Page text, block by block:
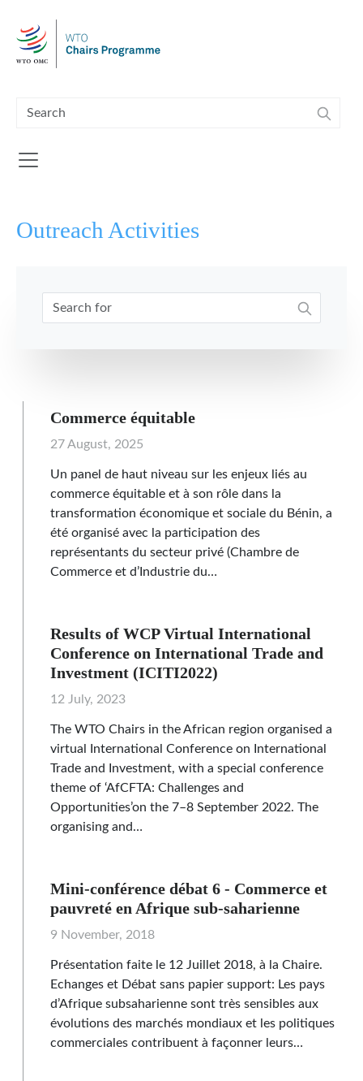
Outreach Activities
Commerce équitable
27 August, 2025
Un panel de haut niveau sur les enjeux liés au
commerce équitable et à son rôle dans la
transformation économique et sociale du Bénin, a
été organisé avec la participation des
représentants du secteur privé (Chambre de
Commerce et d’Industrie du…
Results of WCP Virtual International
Conference on International Trade and
Investment (ICITI2022)
12 July, 2023
The WTO Chairs in the African region organised a
virtual International Conference on International
Trade and Investment, with a special conference
theme of ‘AfCFTA: Challenges and
Opportunities’on the 7–8 September 2022. The
organising and…
Mini-conférence débat 6 - Commerce et
pauvreté en Afrique sub-saharienne
9 November, 2018
Présentation faite le 12 Juillet 2018, à la Chaire.
Echanges et Débat sans papier support: Les pays
d’Afrique subsaharienne sont très sensibles aux
évolutions des marchés mondiaux et les politiques
commerciales contribuent à façonner leurs…